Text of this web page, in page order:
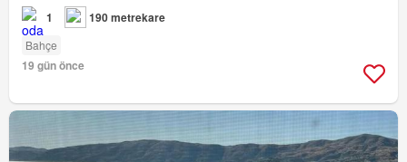
1 190 metrekare
Bahçe
19 gün önce